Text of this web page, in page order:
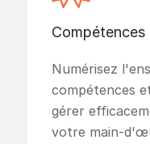
Numérisez
compétences
gérer
votre main-